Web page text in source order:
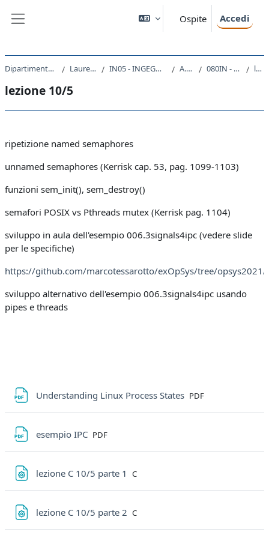
Ospite Accedi
Dipartimento di Ingegneria e Architettura Laurea triennale (DM270) IN05 - INGEGNERIA ELETTRONICA E INFORMATICA A.A. 2020 - 2021 080IN - SISTEMI OPERATIVI 2020 lezione 10/5
lezione 10/5
Schema della sezione
ripetizione named semaphores
unnamed semaphores (Kerrisk cap. 53, pag. 1099-1103)
funzioni sem_init(), sem_destroy()
semafori POSIX vs Pthreads mutex (Kerrisk pag. 1104)
sviluppo in aula dell'esempio 006.3signals4ipc (vedere slide
per le specifiche)
https://github.com/marcotessarotto/exOpSys/tree/opsys2021/
sviluppo alternativo dell'esempio 006.3signals4ipc usando
pipes e threads
Understanding Linux Process States File
PDF
esempio IPC File
PDF
lezione C 10/5 parte 1 File
C
lezione C 10/5 parte 2 File
C